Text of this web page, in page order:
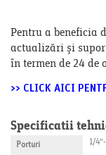
Pentru a beneficia
actualizări și
în termen de 24
>> CLICK AICI
Specificatii
Porturi 1/